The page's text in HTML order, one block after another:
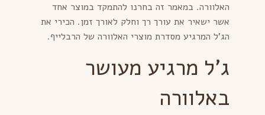
האלוורה. במאמר זה בחרנו להתמקד במוצר אחד
אשר ישאיר את עורך רך וחלק לאורך זמן. הכירי את
הג'ל המרגיע מסדרת מוצרי האלוורה של הרבלייף.
ג'ל מרגיע מעושר
באלוורה